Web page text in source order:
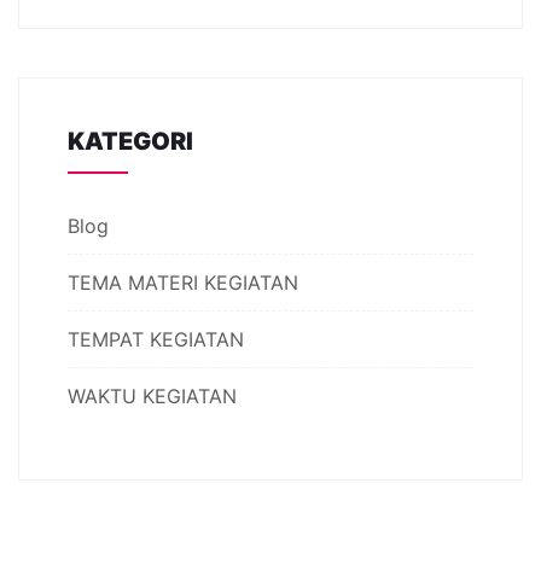
KATEGORI
Blog
TEMA MATERI KEGIATAN
TEMPAT KEGIATAN
WAKTU KEGIATAN